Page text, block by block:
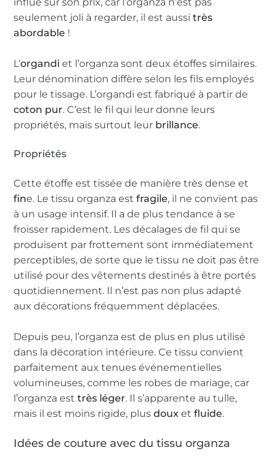
seulement joli à regarder, il est aussitrès
abordable !
L‘organdi et l’organza sont deux étoffes similaires.
Leur dénomination diffère selon les fils employés
pour le tissage. L’organdi est fabriqué à partir de
coton pur. C’est le fil qui leur donne leurs
propriétés, mais surtout leur brillance.
Propriétés
Cette étoffe est tissée de manière très dense et
fine. Le tissu organza estfragile, il ne convient pas
à un usage intensif. Il a de plus tendance à se
froisser rapidement. Les décalages de fil qui se
produisent par frottement sont immédiatement
perceptibles, de sorte que le tissu ne doit pas être
utilisé pour des vêtements destinés à être portés
quotidiennement. Il n’est pas non plus adapté
aux décorations fréquemment déplacées.
Depuis peu, l’organza est de plus en plus utilisé
dans la décoration intérieure. Ce tissu convient
parfaitement aux tenues événementielles
volumineuses, comme les robes de mariage, car
l’organza esttrès léger. Il s’apparente au tulle,
mais il est moins rigide, plusdoux etfluide.
Idées de couture avec du tissu organza